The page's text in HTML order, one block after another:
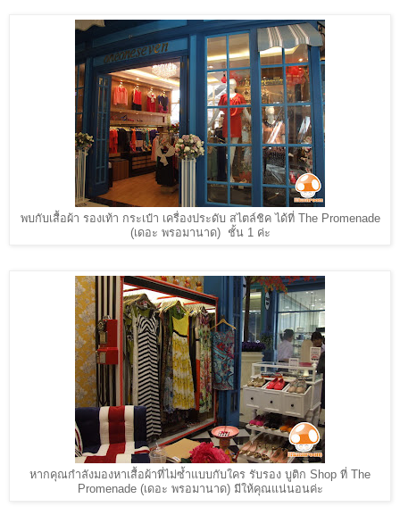
พบกับเสื้อผ้า รองเท้า กระเป๋า เครื่องประดับ สไตล์ชิค ได้ที่ The Promenade
(เดอะ พรอมานาด) ชั้น 1 ค่ะ
หากคุณกำลังมองหาเสื้อผ้าที่ไม่ซ้ำแบบกับใคร รับรอง บูติก Shop ที่ The
Promenade (เดอะ พรอมานาด) มีให้คุณแน่นอนค่ะ